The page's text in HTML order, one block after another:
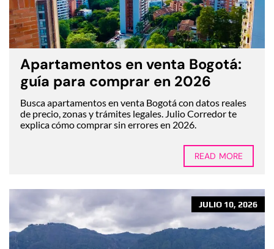
Apartamentos en venta Bogotá:
guía para comprar en 2026
Busca apartamentos en venta Bogotá con datos reales
de precio, zonas y trámites legales. Julio Corredor te
explica cómo comprar sin errores en 2026.
READ MORE
JULIO 10, 2026